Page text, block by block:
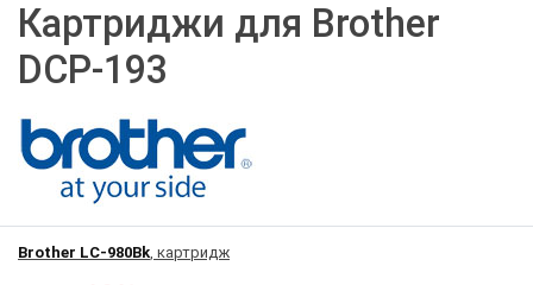
Картриджи для Brother
DCP-193
Brother LC-980Bk, картридж